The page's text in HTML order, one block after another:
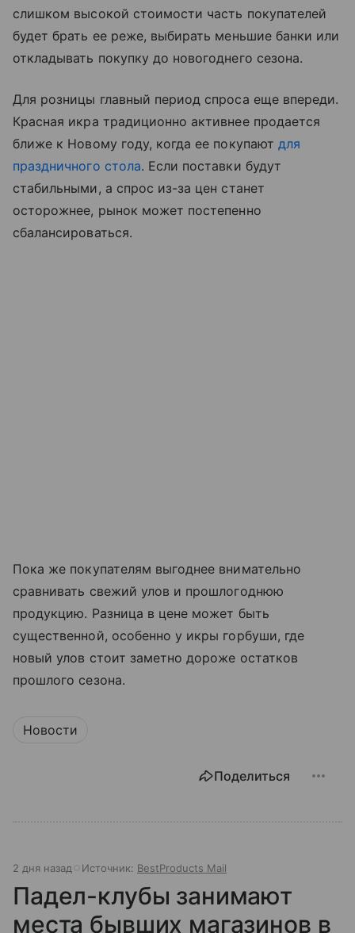
слишком высокой стоимости часть покупателей
будет брать ее реже, выбирать меньшие банки или
откладывать покупку до новогоднего сезона.
Для розницы главный период спроса еще впереди.
Красная икра традиционно активнее продается
ближе к Новому году, когда ее покупают для
праздничного стола. Если поставки будут
стабильными, а спрос из-за цен станет
осторожнее, рынок может постепенно
сбалансироваться.
Пока же покупателям выгоднее внимательно
сравнивать свежий улов и прошлогоднюю
продукцию. Разница в цене может быть
существенной, особенно у икры горбуши, где
новый улов стоит заметно дороже остатков
прошлого сезона.
Новости
Поделиться
2 дня назад Источник: BestProducts Mail
Падел-клубы занимают
места бывших магазинов в